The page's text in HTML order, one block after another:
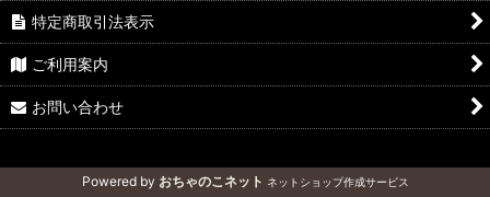
特定商取引法表示
ご利用案内
お問い合わせ
Powered by おちゃのこネット ネットショップ作成サービス